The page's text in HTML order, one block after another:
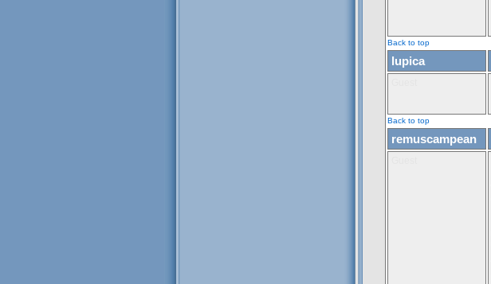
Back to top
lupica
Back to top
remuscampean